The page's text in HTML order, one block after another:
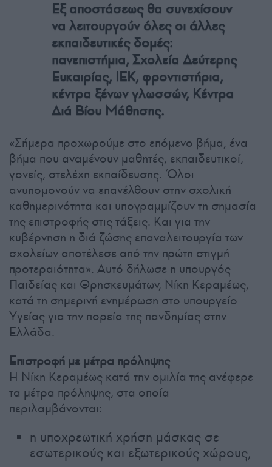
Εξ αποστάσεως θα συνεχίσουν
να λειτουργούν όλες οι άλλες
εκπαιδευτικές δομές:
πανεπιστήμια, Σχολεία Δεύτερης
Ευκαιρίας, ΙΕΚ, φροντιστήρια,
κέντρα ξένων γλωσσών, Κέντρα
Διά Βίου Μάθησης.
«Σήμερα προχωρούμε στο επόμενο βήμα, ένα
βήμα που αναμένουν μαθητές, εκπαιδευτικοί,
γονείς, στελέχη εκπαίδευσης. Όλοι
ανυπομονούν να επανέλθουν στην σχολική
καθημερινότητα και υπογραμμίζουν τη σημασία
της επιστροφής στις τάξεις. Και για την
κυβέρνηση η διά ζώσης επαναλειτουργία των
σχολείων αποτέλεσε από την πρώτη στιγμή
προτεραιότητα». Αυτό δήλωσε η υπουργός
Παιδείας και Θρησκευμάτων, Νίκη Κεραμέως,
κατά τη σημερινή ενημέρωση στο υπουργείο
Υγείας για την πορεία της πανδημίας στην
Ελλάδα.
Επιστροφή με μέτρα πρόληψης
Η Νίκη Κεραμέως κατά την ομιλία της ανέφερε
τα μέτρα πρόληψης, στα οποία
περιλαμβάνονται:
η υποχρεωτική χρήση μάσκας σε
εσωτερικούς και εξωτερικούς χώρους,